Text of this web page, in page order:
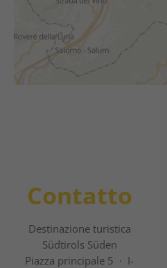
Contatto
Destinazione turistica
Südtirols Süden
Piazza principale 5 · I-